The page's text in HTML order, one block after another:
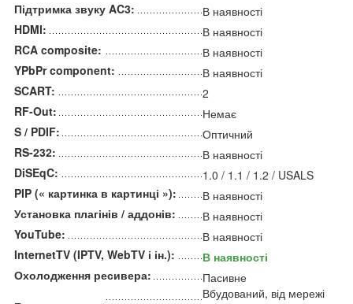
Підтримка звуку AC3:
В наявності
HDMI:
В наявності
RCA composite:
В наявності
YPbPr component:
В наявності
SCART:
2
RF-Out:
Немає
S / PDIF:
Оптичний
RS-232:
В наявності
DiSEqC:
1.0 / 1.1 / 1.2 / USALS
PIP (« картинка в картинці »):
В наявності
Установка плагінів / аддонів:
В наявності
YouTube:
В наявності
InternetTV (IPTV, WebTV і ін.):
В наявності
Охолодження ресивера:
Пасивне
Вбудований, від мережі